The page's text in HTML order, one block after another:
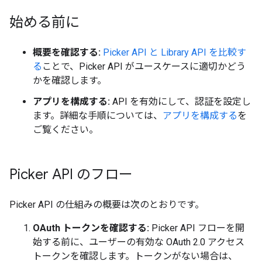
始める前に
概要を確認する: Picker API と Library API を比較す
る ことで、Picker API がユースケースに適切かどう
かを確認します。
アプリを構成する: API を有効にして、認証を設定し
ます。詳細な手順については、 アプリを構成するを
ご覧ください。
Picker API のフロー
Picker API の仕組みの概要は次のとおりです。
OAuth トークンを確認する: Picker API フローを開
始する前に、ユーザーの有効な OAuth 2.0 アクセス
トークンを確認します。トークンがない場合は、